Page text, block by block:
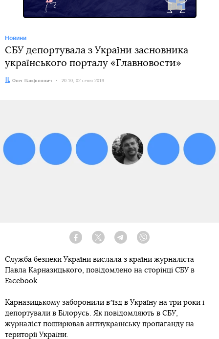
Новини
СБУ депортувала з України засновника
українського порталу «Главновости»
Автор:
Олег Панфілович Дата:
20:10, 02 січня 2019
Facebook Twitter Telegram
Служба безпеки України вислала з країни журналіста
Павла Карназицького, повідомлено на сторінці СБУ в
Facebook.
Карназицькому заборонили вʼїзд в Україну на три роки і
депортували в Білорусь. Як повідомляють в СБУ,
журналіст поширював антиукраїнську пропаганду на
території України.